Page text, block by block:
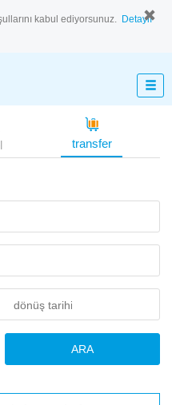
kabul ediyorsunuz. Detaylı
transfer
ARA